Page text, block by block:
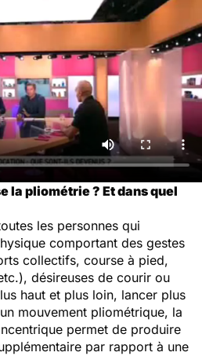
la pliométrie ? Et dans quel
les personnes qui
comportant des gestes
collectifs, course à pied,
désireuses de courir ou
haut et plus loin, lancer plus
mouvement pliométrique, la
permet de produire
par rapport à une